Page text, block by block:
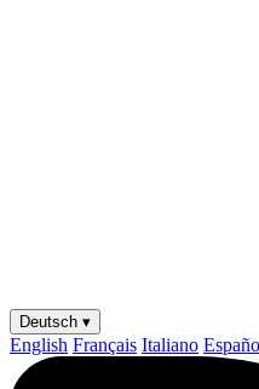
Deutsch ▾
English Français Italiano